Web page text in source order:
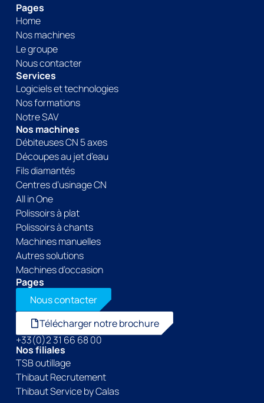
Pages
Home
Nos machines
Le groupe
Nous contacter
Services
Logiciels et technologies
Nos formations
Notre SAV
Nos machines
Débiteuses CN 5 axes
Découpes au jet d’eau
Fils diamantés
Centres d’usinage CN
All in One
Polissoirs à plat
Polissoirs à chants
Machines manuelles
Autres solutions
Machines d’occasion
Pages
Nous contacter
Télécharger notre brochure
+33(0)2 31 66 68 00
Nos filiales
TSB outillage
Thibaut Recrutement
Thibaut Service by Calas